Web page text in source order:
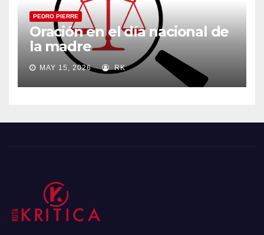
PEDRO PIERRE
Oración en el día nacional de
la madre
MAY 15, 2026 RK